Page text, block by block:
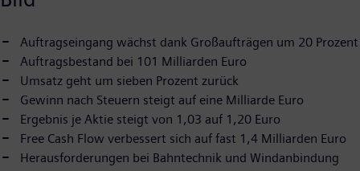
Auftragseingang wächst dank Großaufträgen um 20 Prozent
Auftragsbestand bei 101 Milliarden Euro
Umsatz geht um sieben Prozent zurück
Gewinn nach Steuern steigt auf eine Milliarde Euro
Ergebnis je Aktie steigt von 1,03 auf 1,20 Euro
Free Cash Flow verbessert sich auf fast 1,4 Milliarden Euro
Herausforderungen bei Bahntechnik und Windanbindung